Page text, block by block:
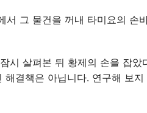
서 그 물건을 꺼내 타미요의 손
시 살펴본 뒤 황제의 손을 잡
결책은 아닙니다. 연구해 보